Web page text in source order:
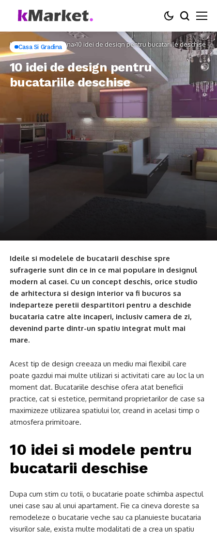
Home Casa si Gradina 10 idei de design pentru bucatariile deschise
Casa Si Gradina
10 idei de design pentru
bucatariile deschise
Ideile si modelele de bucatarii deschise spre
sufragerie sunt din ce in ce mai populare in designul
modern al casei. Cu un concept deschis, orice studio
de arhitectura si design interior va fi bucuros sa
indeparteze peretii despartitori pentru a deschide
bucataria catre alte incaperi, inclusiv camera de zi,
devenind parte dintr-un spatiu integrat mult mai
mare.
Acest tip de design creeaza un mediu mai flexibil care
poate gazdui mai multe utilizari si activitati care au loc la un
moment dat. Bucatariile deschise ofera atat beneficii
practice, cat si estetice, permitand proprietarilor de case sa
maximizeze utilizarea spatiului lor, creand in acelasi timp o
atmosfera primitoare.
10 idei si modele pentru
bucatarii deschise
Dupa cum stim cu totii, o bucatarie poate schimba aspectul
unei case sau al unui apartament. Fie ca cineva doreste sa
remodeleze o bucatarie veche sau ca planuieste bucataria
visurilor sale, exista multe modalitati de a crea un spatiu